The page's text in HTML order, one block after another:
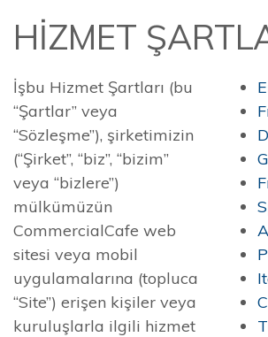
HİZMET
İşbu Hizmet Şartları (bu
“Şartlar” veya
“Sözleşme”), şirketimizin
(“Şirket”, “biz”, “bizim”
veya “bizlere”)
mülkümüzün
CommercialCafe web
sitesi veya mobil
uygulamalarına (topluca
“Site”) erişen kişiler veya
kuruluşlarla ilgili hizmet